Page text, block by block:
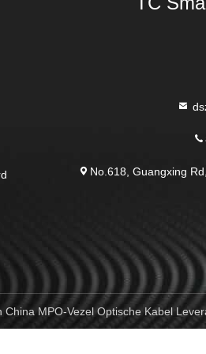
No.618, Guangxing
China MPO-Vezel Optische Kabel